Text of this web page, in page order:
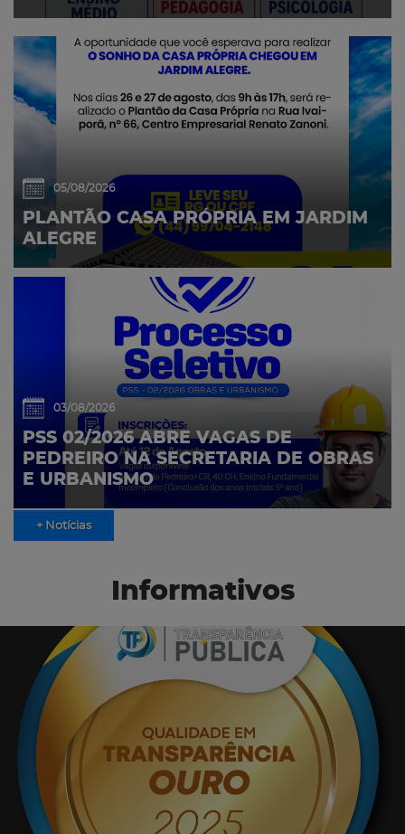
05/08/2026
PLANTÃO CASA PRÓPRIA EM JARDIM
ALEGRE
03/08/2026
PSS 02/2026 ABRE VAGAS DE
PEDREIRO NA SECRETARIA DE OBRAS
E URBANISMO
+ Notícias
Informativos